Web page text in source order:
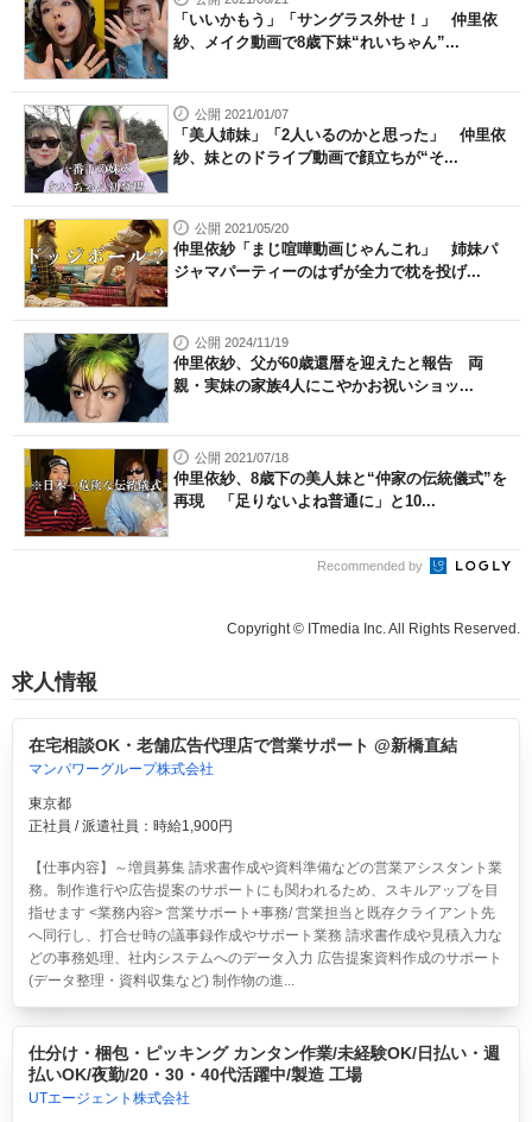
「いいかもう」「サングラス外せ！」 仲里依
紗、メイク動画で8歳下妹“れいちゃん”...
公開 2021/01/07
「美人姉妹」「2人いるのかと思った」 仲里依
紗、妹とのドライブ動画で顔立ちが“そ...
公開 2021/05/20
仲里依紗「まじ喧嘩動画じゃんこれ」 姉妹パ
ジャマパーティーのはずが全力で枕を投げ...
公開 2024/11/19
仲里依紗、父が60歳還暦を迎えたと報告 両
親・実妹の家族4人にこやかお祝いショッ...
公開 2021/07/18
仲里依紗、8歳下の美人妹と“仲家の伝統儀式”を
再現 「足りないよね普通に」と10...
Recommended by
Copyright © ITmedia Inc. All Rights Reserved.
求人情報
在宅相談OK・老舗広告代理店で営業サポート @新橋直結
マンパワーグループ株式会社
東京都
正社員 / 派遣社員：時給1,900円
【仕事内容】～増員募集 請求書作成や資料準備などの営業アシスタント業
務。制作進行や広告提案のサポートにも関われるため、スキルアップを目
指せます <業務内容> 営業サポート+事務/ 営業担当と既存クライアント先
へ同行し、打合せ時の議事録作成やサポート業務 請求書作成や見積入力な
どの事務処理、社内システムへのデータ入力 広告提案資料作成のサポート
(データ整理・資料収集など) 制作物の進...
仕分け・梱包・ピッキング カンタン作業/未経験OK/日払い・週
払いOK/夜勤/20・30・40代活躍中/製造 工場
UTエージェント株式会社